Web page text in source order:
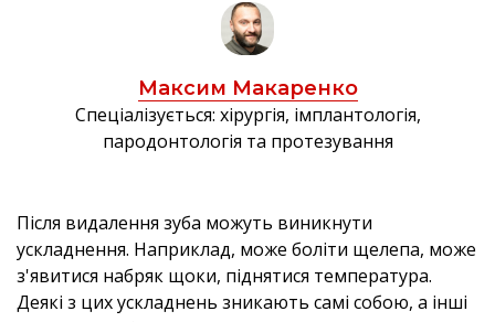
ОНЛАЙН ЗАПИС
UA
RU
097 332 49 99
Максим Макаренко
Спеціалізується: хірургія, імплантологія,
пародонтологія та протезування
Після видалення зуба можуть виникнути
ускладнення. Наприклад, може боліти щелепа, може
з'явитися набряк щоки, піднятися температура.
Деякі з цих ускладнень зникають самі собою, а інші